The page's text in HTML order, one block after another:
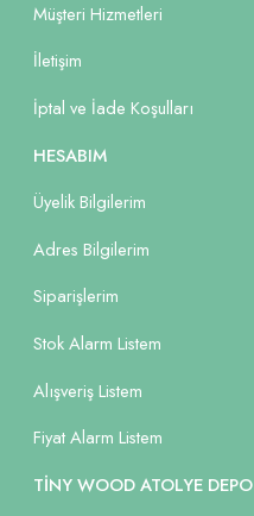
Müşteri Hizmetleri
İletişim
İptal ve İade Koşulları
HESABIM
Üyelik Bilgilerim
Adres Bilgilerim
Siparişlerim
Stok Alarm Listem
Alışveriş Listem
Fiyat Alarm Listem
TİNY WOOD ATOLYE DEPO